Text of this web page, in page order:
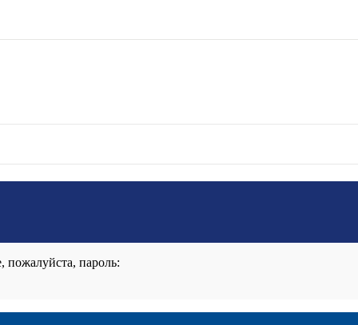
пожалуйста, пароль: